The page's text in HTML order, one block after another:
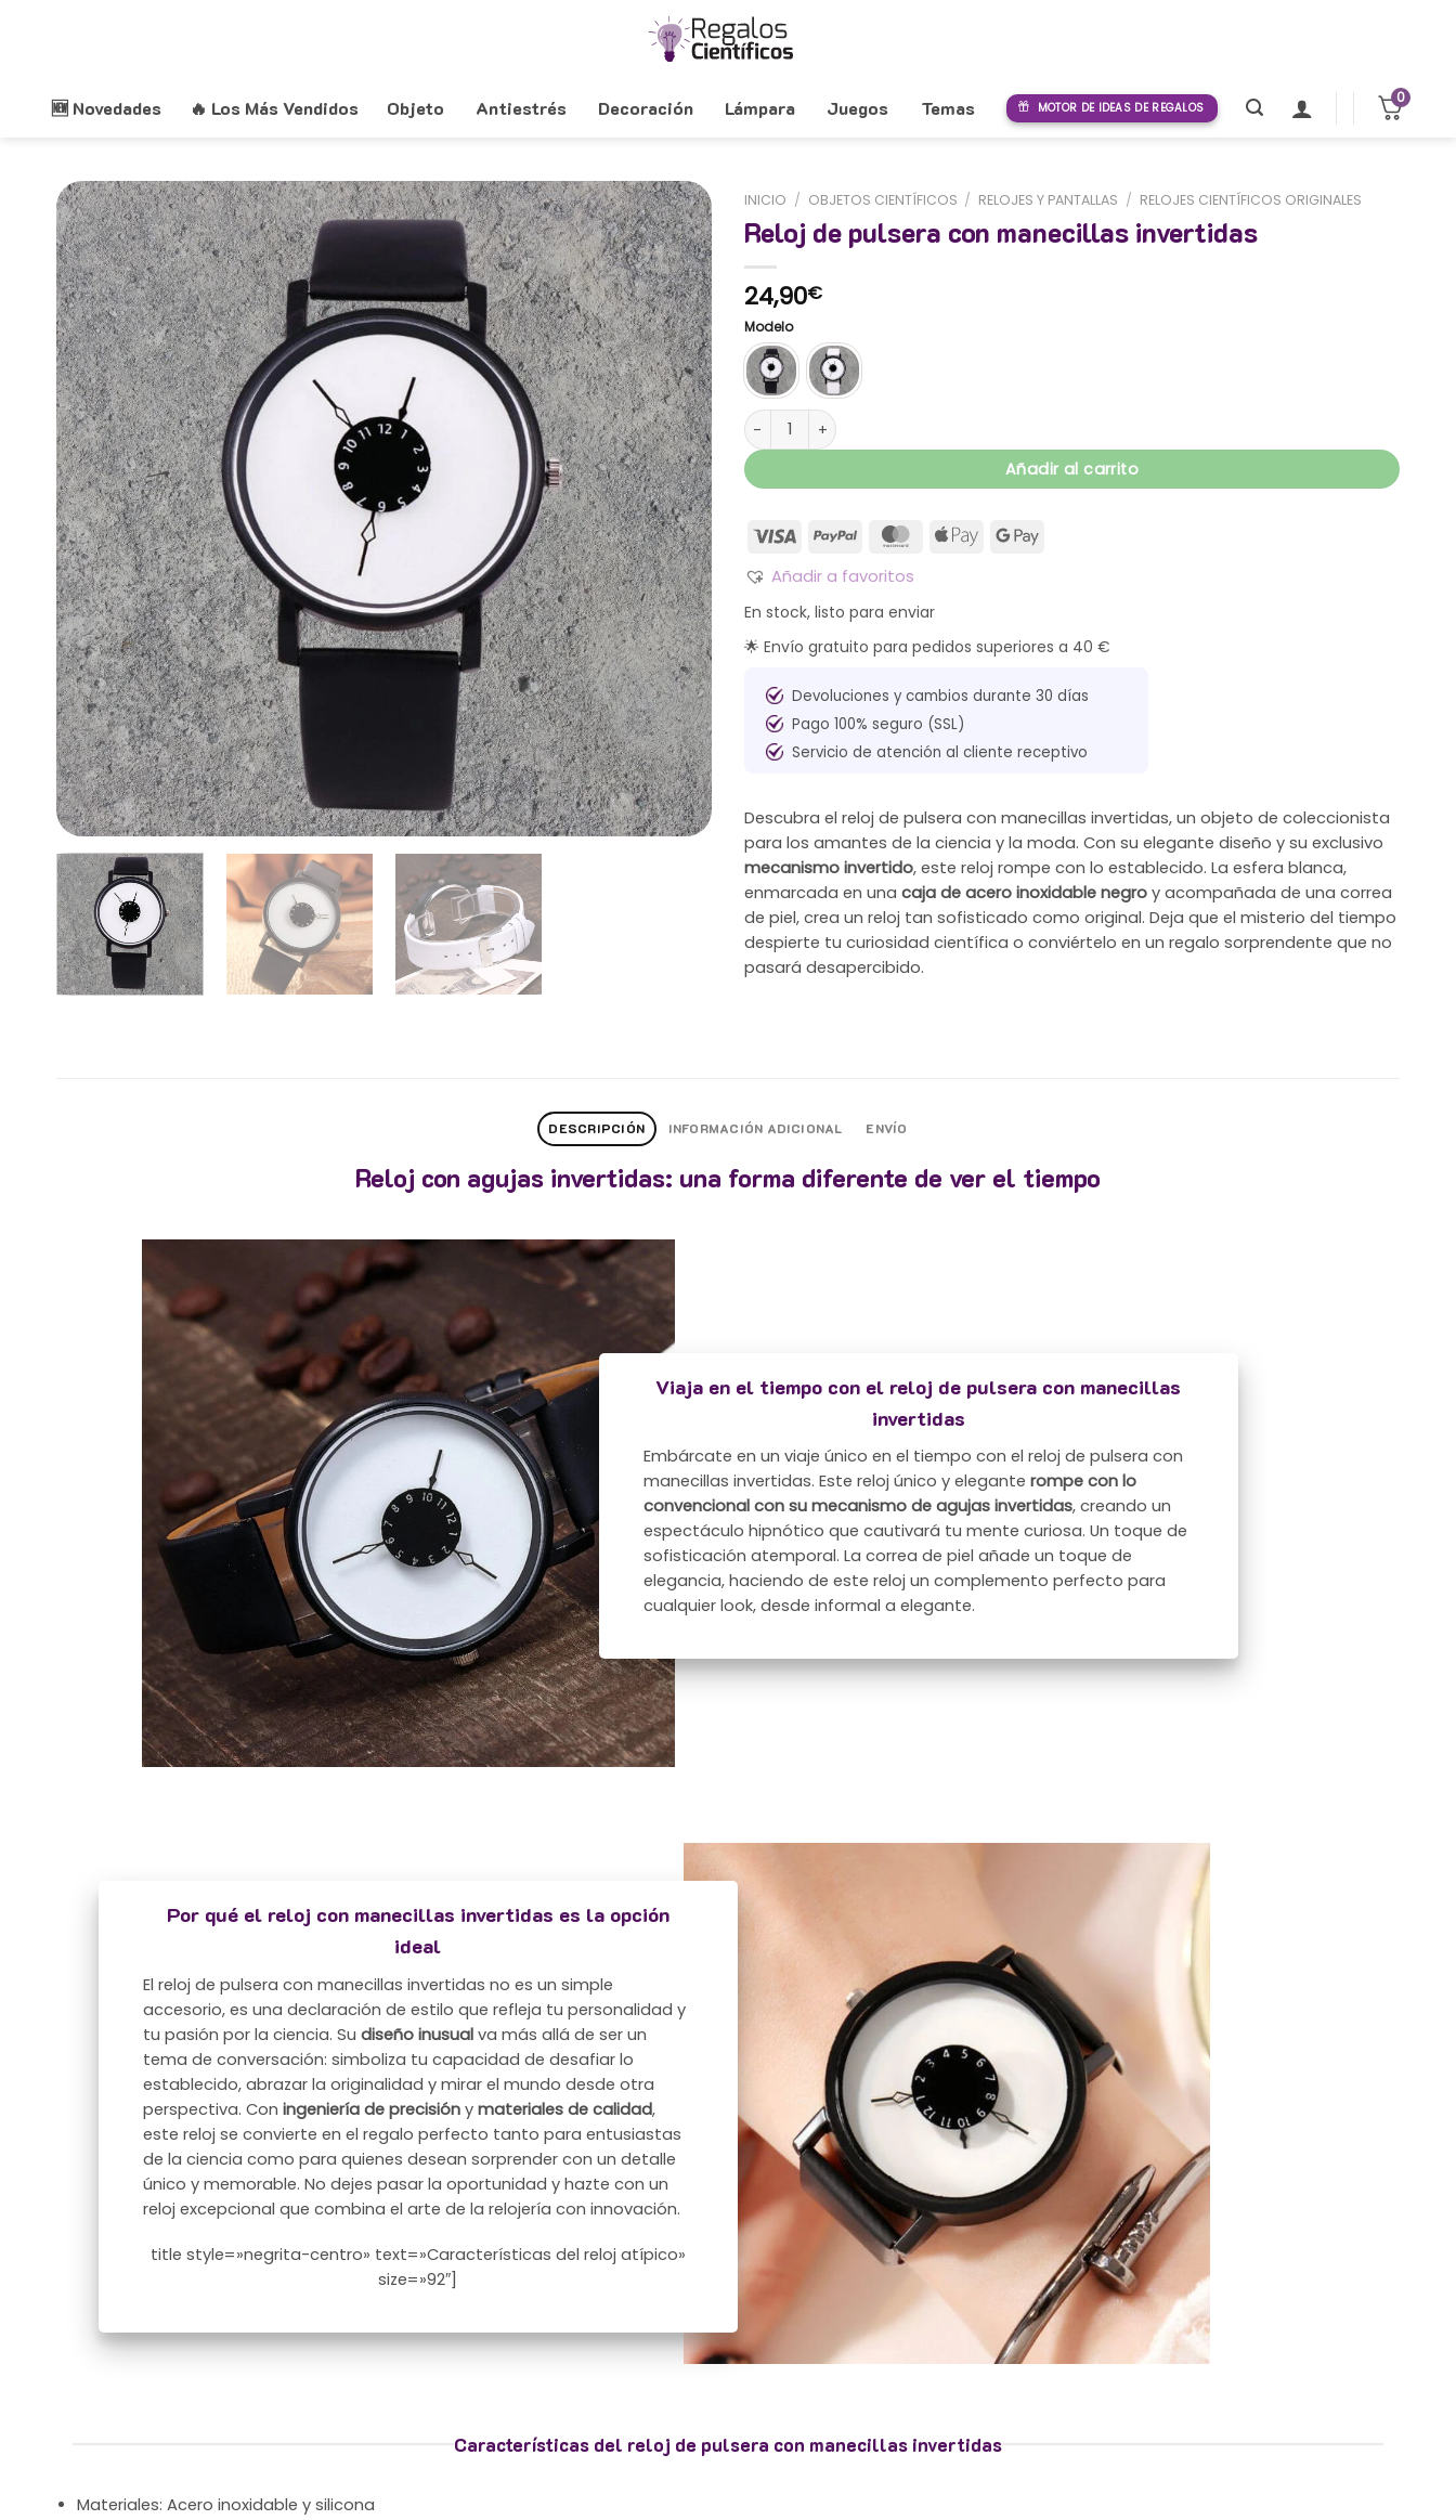
🆕 Novedades 🔥 Los Más Vendidos Objeto Antiestrés Decoración Lámpara Juegos Temas MOTOR DE IDEAS DE REGALOS
0
INICIO / OBJETOS CIENTÍFICOS / RELOJES Y PANTALLAS / RELOJES CIENTÍFICOS ORIGINALES
Reloj de pulsera con manecillas invertidas
24,90€
Modelo
Reloj de pulsera con manecillas invertidas cantidad
Añadir al carrito
Añadir a favoritos
En stock, listo para enviar
🌟 Envío gratuito para pedidos superiores a 40 €
Devoluciones y cambios durante 30 días
Pago 100% seguro (SSL)
Servicio de atención al cliente receptivo
Descubra el reloj de pulsera con manecillas invertidas, un objeto de coleccionista
para los amantes de la ciencia y la moda. Con su elegante diseño y su exclusivo
mecanismo invertido, este reloj rompe con lo establecido. La esfera blanca,
enmarcada en una caja de acero inoxidable negro y acompañada de una correa
de piel, crea un reloj tan sofisticado como original. Deja que el misterio del tiempo
despierte tu curiosidad científica o conviértelo en un regalo sorprendente que no
pasará desapercibido.
DESCRIPCIÓN INFORMACIÓN ADICIONAL ENVÍO
Reloj con agujas invertidas: una forma diferente de ver el tiempo
Viaja en el tiempo con el reloj de pulsera con manecillas
invertidas
Embárcate en un viaje único en el tiempo con el reloj de pulsera con
manecillas invertidas. Este reloj único y eleganterompe con lo
convencional con su mecanismo de agujas invertidas, creando un
espectáculo hipnótico que cautivará tu mente curiosa. Un toque de
sofisticación atemporal. La correa de piel añade un toque de
elegancia, haciendo de este reloj un complemento perfecto para
cualquier look, desde informal a elegante.
Por qué el reloj con manecillas invertidas es la opción
ideal
El reloj de pulsera con manecillas invertidas no es un simple
accesorio, es una declaración de estilo que refleja tu personalidad y
tu pasión por la ciencia. Sudiseño inusual va más allá de ser un
tema de conversación: simboliza tu capacidad de desafiar lo
establecido, abrazar la originalidad y mirar el mundo desde otra
perspectiva. Coningeniería de precisión ymateriales de calidad,
este reloj se convierte en el regalo perfecto tanto para entusiastas
de la ciencia como para quienes desean sorprender con un detalle
único y memorable. No dejes pasar la oportunidad y hazte con un
reloj excepcional que combina el arte de la relojería con innovación.
title style=»negrita-centro» text=»Características del reloj atípico»
size=»92″]
Características del reloj de pulsera con manecillas invertidas
Materiales: Acero inoxidable y silicona